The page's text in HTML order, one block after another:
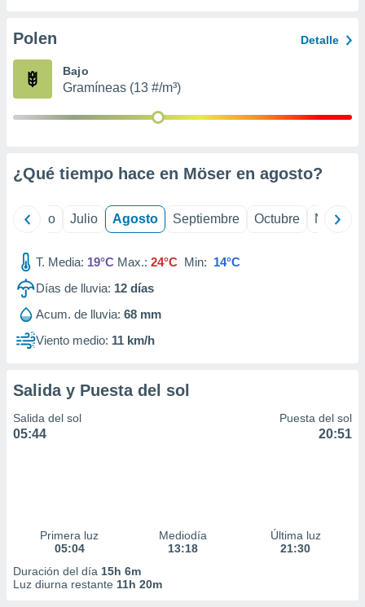
e
mediante
de
Polen Detalle
Bajo
Gramíneas (13 #/m³)
¿Qué tiempo hace en Möser en agosto?
Junio Julio Agosto Septiembre Octubre
T. Media: 19°C Max.: 24°C Min: 14°C
Días de lluvia: 12 días
Acum. de lluvia: 68 mm
Viento medio: 11 km/h
Salida y Puesta del sol
Salida del sol
05:44
Puesta del sol
20:51
Primera luz
05:04
Mediodía
13:18
Última luz
21:30
Duración del día 15h 6m
Luz diurna restante 11h 20m